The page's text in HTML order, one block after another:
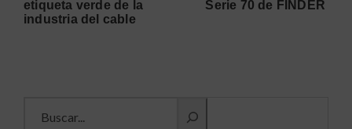
etiqueta verde de la
industria del cable
Serie 70 de FINDER